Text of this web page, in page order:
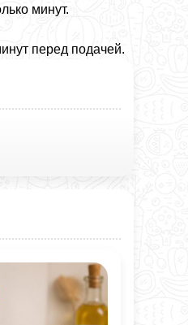
минут.
перед подачей.